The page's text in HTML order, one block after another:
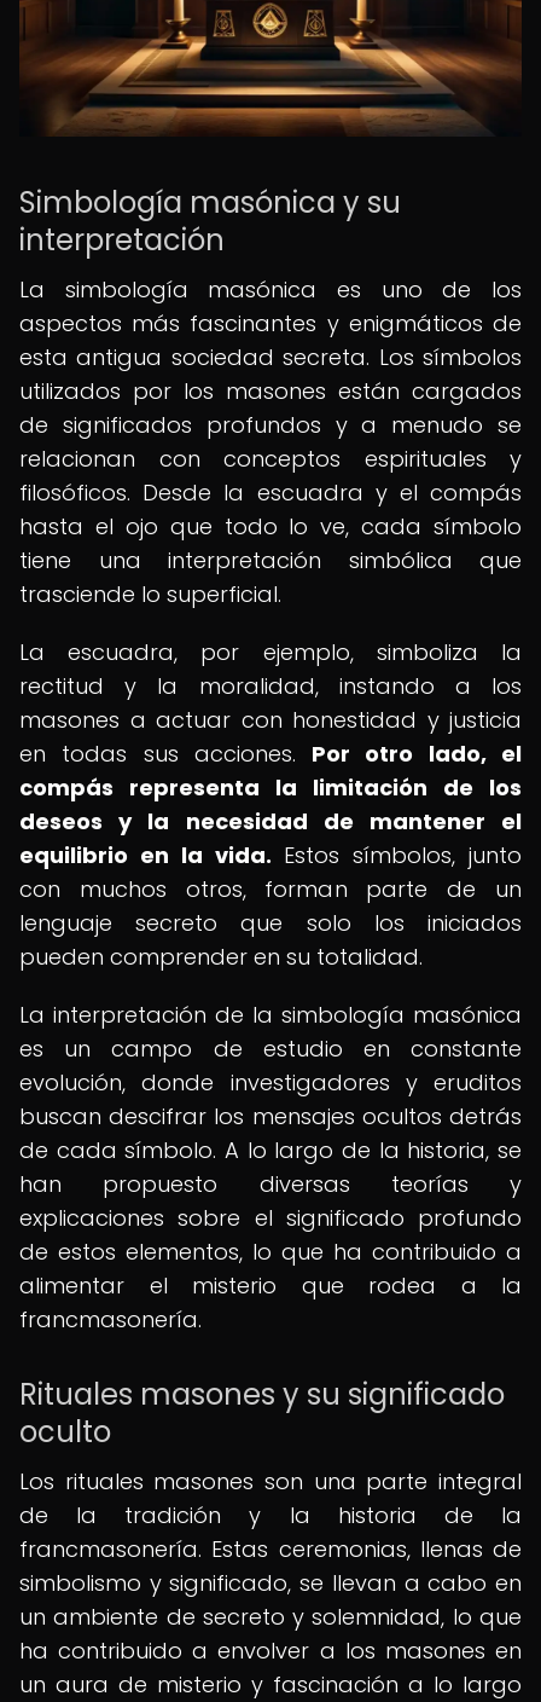
Simbología masónica y su
interpretación
La simbología masónica es uno de los
aspectos más fascinantes y enigmáticos de
esta antigua sociedad secreta. Los símbolos
utilizados por los masones están cargados
de significados profundos y a menudo se
relacionan con conceptos espirituales y
filosóficos. Desde la escuadra y el compás
hasta el ojo que todo lo ve, cada símbolo
tiene una interpretación simbólica que
trasciende lo superficial.
La escuadra, por ejemplo, simboliza la
rectitud y la moralidad, instando a los
masones a actuar con honestidad y justicia
en todas sus acciones. Por otro lado, el
compás representa la limitación de los
deseos y la necesidad de mantener el
equilibrio en la vida. Estos símbolos, junto
con muchos otros, forman parte de un
lenguaje secreto que solo los iniciados
pueden comprender en su totalidad.
La interpretación de la simbología masónica
es un campo de estudio en constante
evolución, donde investigadores y eruditos
buscan descifrar los mensajes ocultos detrás
de cada símbolo. A lo largo de la historia, se
han propuesto diversas teorías y
explicaciones sobre el significado profundo
de estos elementos, lo que ha contribuido a
alimentar el misterio que rodea a la
francmasonería.
Rituales masones y su significado
oculto
Los rituales masones son una parte integral
de la tradición y la historia de la
francmasonería. Estas ceremonias, llenas de
simbolismo y significado, se llevan a cabo en
un ambiente de secreto y solemnidad, lo que
ha contribuido a envolver a los masones en
un aura de misterio y fascinación a lo largo